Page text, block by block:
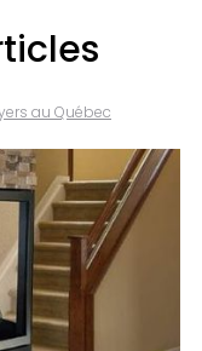
au Québec